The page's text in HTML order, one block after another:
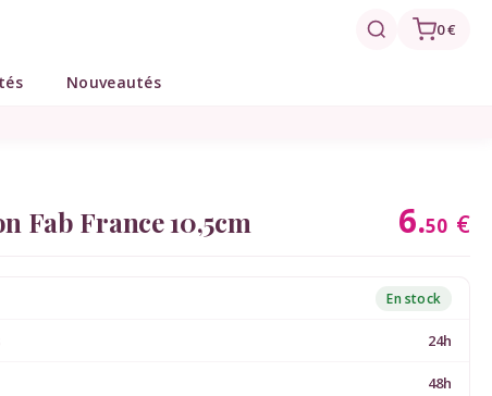
0 €
Nouveautés
Fab France 10,5cm 6.50 €
En stock
24h
48h